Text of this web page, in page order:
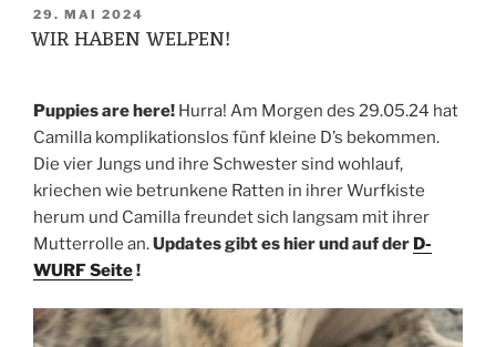
VERÖFFENTLICHT
AM
29. MAI 2024
WIR HABEN WELPEN!
Puppies are here! Hurra! Am Morgen des 29.05.24 hat
Camilla komplikationslos fünf kleine D’s bekommen.
Die vier Jungs und ihre Schwester sind wohlauf,
kriechen wie betrunkene Ratten in ihrer Wurfkiste
herum und Camilla freundet sich langsam mit ihrer
Mutterrolle an.Updates gibt es hier und auf der D-
WURF Seite!